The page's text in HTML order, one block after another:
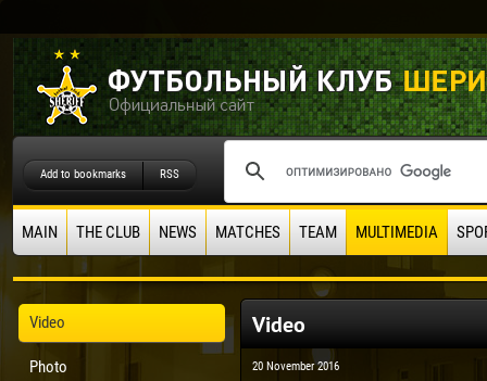
Add to bookmarks RSS
MAIN THE CLUB NEWS MATCHES TEAM MULTIMEDIA
Video
Photo
Video
20 November 2016